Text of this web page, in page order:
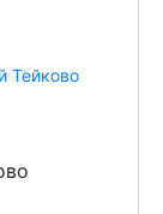
Тейково